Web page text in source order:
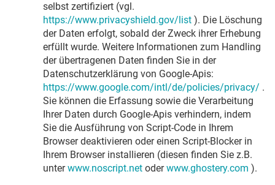
selbst zertifiziert (vgl.
https://www.privacyshield.gov/list ). Die Löschung
der Daten erfolgt, sobald der Zweck ihrer Erhebung
erfüllt wurde. Weitere Informationen zum Handling
der übertragenen Daten finden Sie in der
Datenschutzerklärung von Google-Apis:
https://www.google.com/intl/de/policies/privacy/ .
Sie können die Erfassung sowie die Verarbeitung
Ihrer Daten durch Google-Apis verhindern, indem
Sie die Ausführung von Script-Code in Ihrem
Browser deaktivieren oder einen Script-Blocker in
Ihrem Browser installieren (diesen finden Sie z.B.
unterwww.noscript.net oderwww.ghostery.com ).